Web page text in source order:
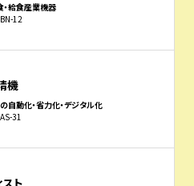
・給食産業機器
12
機
自動化・省力化・デジタル化
31
スト